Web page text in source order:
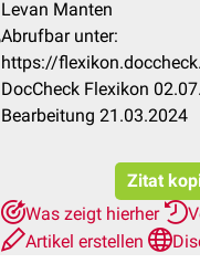
Levan Manten
Abrufbar unter:
https://
DocCheck Flexikon
Bearbeitung 21.03.2024
Zitat
Was zeigt hierher
Artikel erstellen